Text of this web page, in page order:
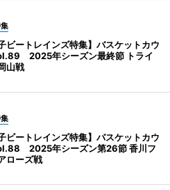
ビートレインズ特集】バスケットカウ
2025年シーズン最終節 トライ
山戦
ビートレインズ特集】バスケットカウ
2025年シーズン第26節 香川フ
ローズ戦